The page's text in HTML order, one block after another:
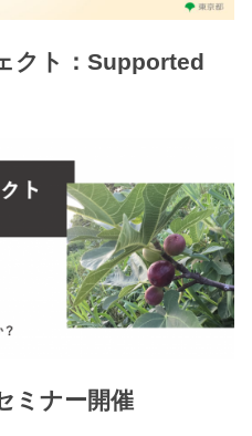
クト：Supported
ミナー開催